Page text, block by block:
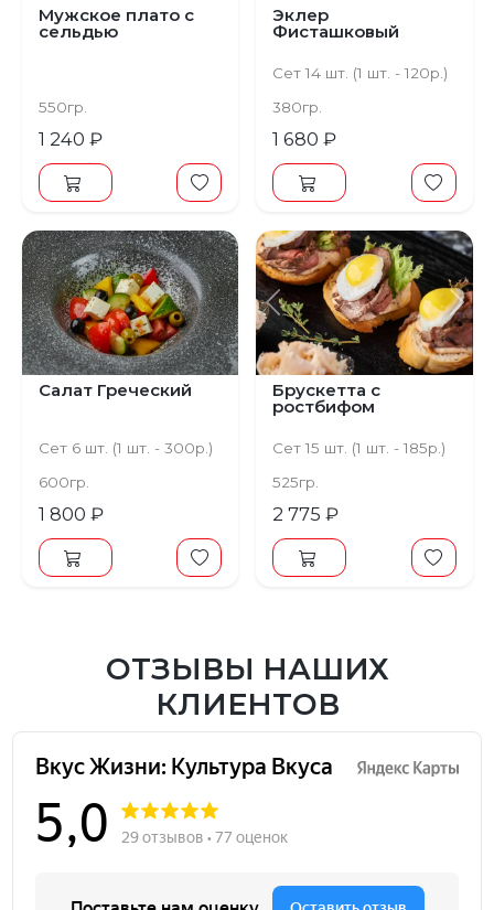
Мужское плато с
сельдью
550гр.
1 240 ₽
Эклер
Фисташковый
Сет 14 шт. (1 шт. - 120р.)
380гр.
1 680 ₽
Салат Греческий
Сет 6 шт. (1 шт. - 300р.)
600гр.
1 800 ₽
Предыдущий
Брускетта с
ростбифом
Сет 15 шт. (1 шт. - 185р.)
525гр.
2 775 ₽
ОТЗЫВЫ НАШИХ
КЛИЕНТОВ